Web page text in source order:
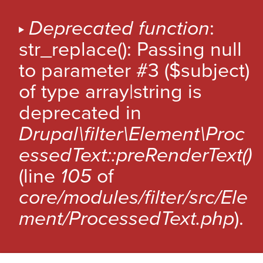
M
E
S
S
A
G
E
D
'
E
R
E
Deprecated function:
str_replace(): Passing null
to parameter #3 ($subject)
of type array|string is
deprecated in
Drupal\filter\Element\Proc
essedText::preRenderText()
(line 105 of
core/modules/filter/src/Ele
ment/ProcessedText.php).
Cancel